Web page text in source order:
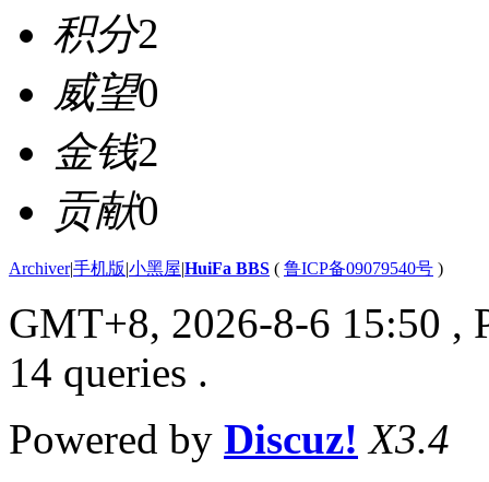
积分2
威望0
金钱2
贡献0
Archiver|手机版|小黑屋|HuiFa BBS ( 鲁ICP备09079540号 )
GMT+8, 2026-8-6 15:50 ,
14 queries .
Powered by Discuz! X3.4